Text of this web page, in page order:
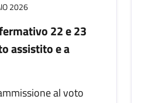
2026
22 e 23
assistito e a
al voto